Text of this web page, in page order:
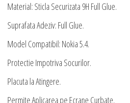
Material: Sticla Securizata 9H Full Glue.
Suprafata Adeziv: Full Glue.
Model Compatibil: Nokia 5.4.
Protectie Impotriva Socurilor.
Placuta la Atingere.
Permite Aplicarea pe Ecrane Curbate.